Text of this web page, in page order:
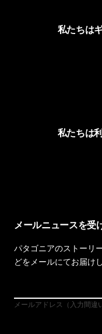
私たちは
私たちは
メールニュースを受
パタゴニアのストーリ
どをメールにてお届け
メールアドレス（入力間違